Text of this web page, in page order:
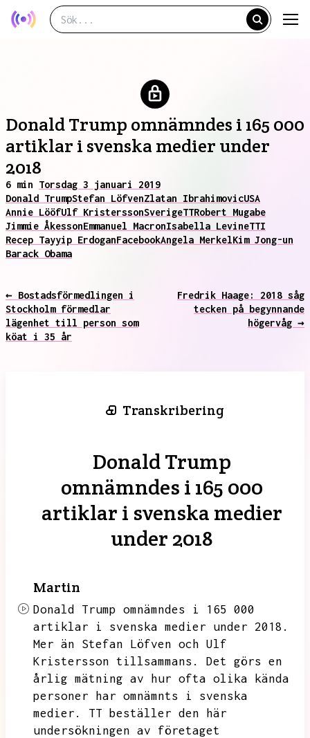
Donald Trump omnämndes i 165 000
artiklar i svenska medier under
2018
6 min Torsdag 3 januari 2019
Donald TrumpStefan LöfvenZlatan IbrahimovicUSA
Annie LööfUlf KristerssonSverigeTTRobert Mugabe
Jimmie ÅkessonEmmanuel MacronIsabella LevineTTI
Recep Tayyip ErdoganFacebookAngela MerkelKim Jong-un
Barack Obama
← Bostadsförmedlingen i
Stockholm förmedlar
lägenhet till person som
köat i 35 år
Fredrik Haage: 2018 såg
tecken på begynnande
högervåg →
Transkribering
Donald Trump
omnämndes i 165 000
artiklar i svenska medier
under 2018
Martin
Donald Trump omnämndes i 165 000
artiklar i svenska medier under 2018.
Mer än Stefan Löfven och Ulf
Kristersson tillsammans.
Det görs en
årlig mätning av hur ofta olika kända
personer har omnämnts i svenska
medier.
TT beställer den här
undersökningen av företaget